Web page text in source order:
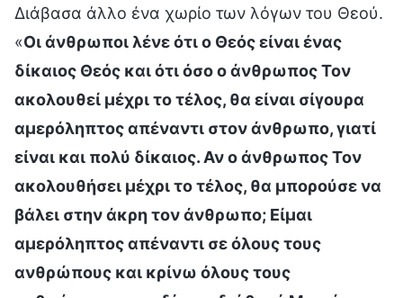
Διάβασα άλλο ένα χωρίο των λόγων του Θεού.
«Οι άνθρωποι λένε ότι ο Θεός είναι ένας
δίκαιος Θεός και ότι όσο ο άνθρωπος Τον
ακολουθεί μέχρι το τέλος, θα είναι σίγουρα
αμερόληπτος απέναντι στον άνθρωπο, γιατί
είναι και πολύ δίκαιος. Αν ο άνθρωπος Τον
ακολουθήσει μέχρι το τέλος, θα μπορούσε να
βάλει στην άκρη τον άνθρωπο; Είμαι
αμερόληπτος απέναντι σε όλους τους
ανθρώπους και κρίνω όλους τους